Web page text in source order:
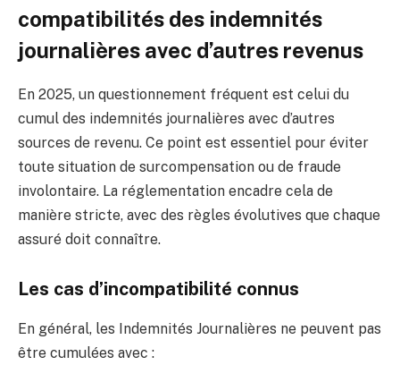
compatibilités des indemnités
journalières avec d’autres revenus
En 2025, un questionnement fréquent est celui du
cumul des indemnités journalières avec d’autres
sources de revenu. Ce point est essentiel pour éviter
toute situation de surcompensation ou de fraude
involontaire. La réglementation encadre cela de
manière stricte, avec des règles évolutives que chaque
assuré doit connaître.
Les cas d’incompatibilité connus
En général, les Indemnités Journalières ne peuvent pas
être cumulées avec :